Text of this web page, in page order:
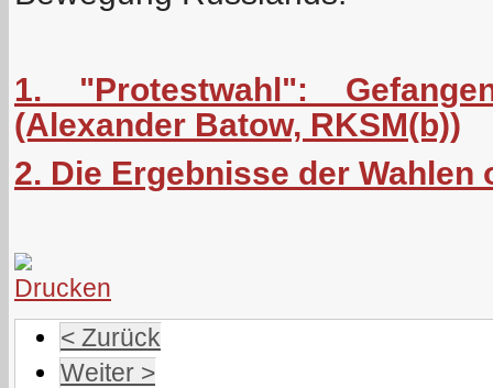
1. "Protestwahl":
(Alexander Batow, RKSM(b))
2. Die Ergebnisse der Wahlen
< Zurück
Weiter >